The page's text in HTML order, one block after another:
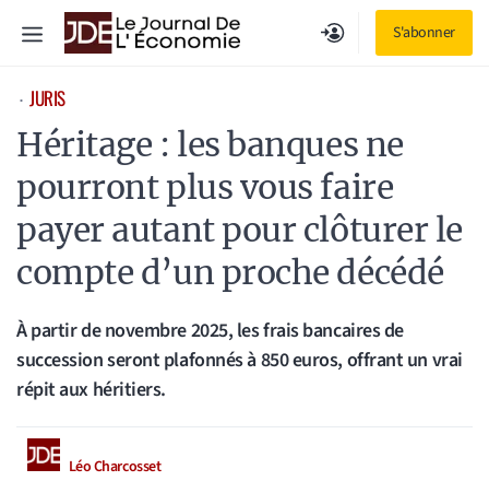
S'abonner
Menu
⋅ JURIS
Héritage : les banques ne
pourront plus vous faire
payer autant pour clôturer le
compte d’un proche décédé
À partir de novembre 2025, les frais bancaires de
succession seront plafonnés à 850 euros, offrant un vrai
répit aux héritiers.
Léo Charcosset